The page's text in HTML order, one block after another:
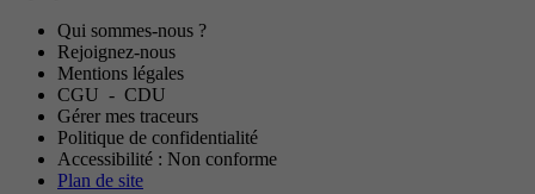
Qui sommes-nous ?
Rejoignez-nous
Mentions légales
CGU - CDU
Gérer mes traceurs
Politique de confidentialité
Accessibilité : Non conforme
Plan de site